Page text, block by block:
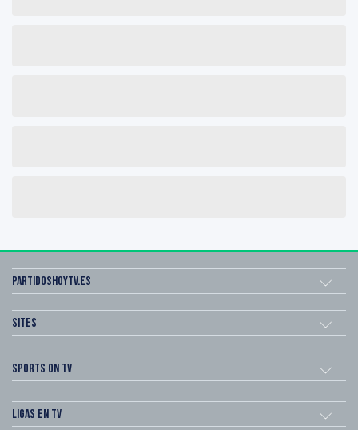
Partidoshoytv.es
Sites
Sports on TV
Ligas en TV